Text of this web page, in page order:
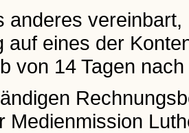
anderes
auf eines der
von 14 Tagen
Medienmission